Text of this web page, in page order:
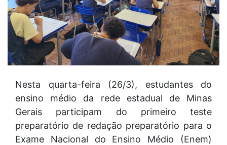
Nesta quarta-feira (26/3), estudantes do
ensino médio da rede estadual de Minas
Gerais participam do primeiro teste
preparatório de redação preparatório para o
Exame Nacional do Ensino Médio (Enem)